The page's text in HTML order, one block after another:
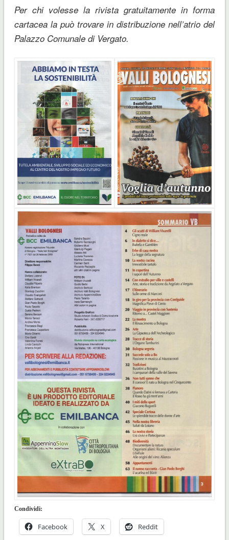
Per chi volesse la rivista gratuitamente in forma
cartacea la può trovare in distribuzione nell’atrio del
Palazzo Comunale di Vergato.
Condividi:
Facebook X Reddit